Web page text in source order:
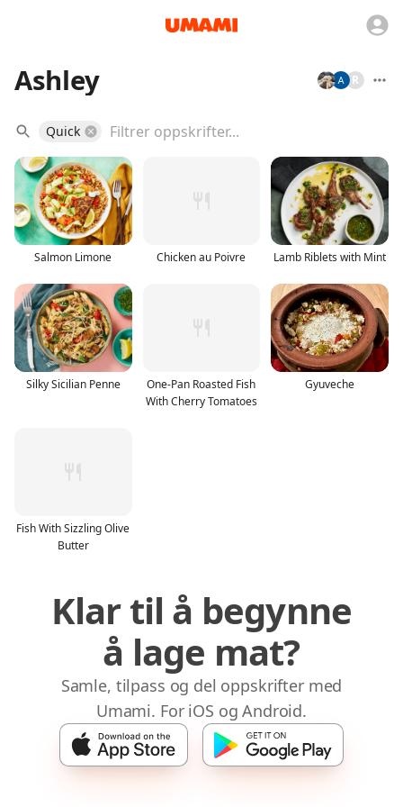
Ashley R
Quick
Salmon Limone Chicken au Poivre Lamb Riblets with Mint
Silky Sicilian Penne
One-Pan Roasted Fish
With Cherry Tomatoes
Gyuveche
Fish With Sizzling Olive
Butter
Klar til å begynne
å lage mat?
Samle, tilpass og del oppskrifter med
Umami. For iOS og Android.